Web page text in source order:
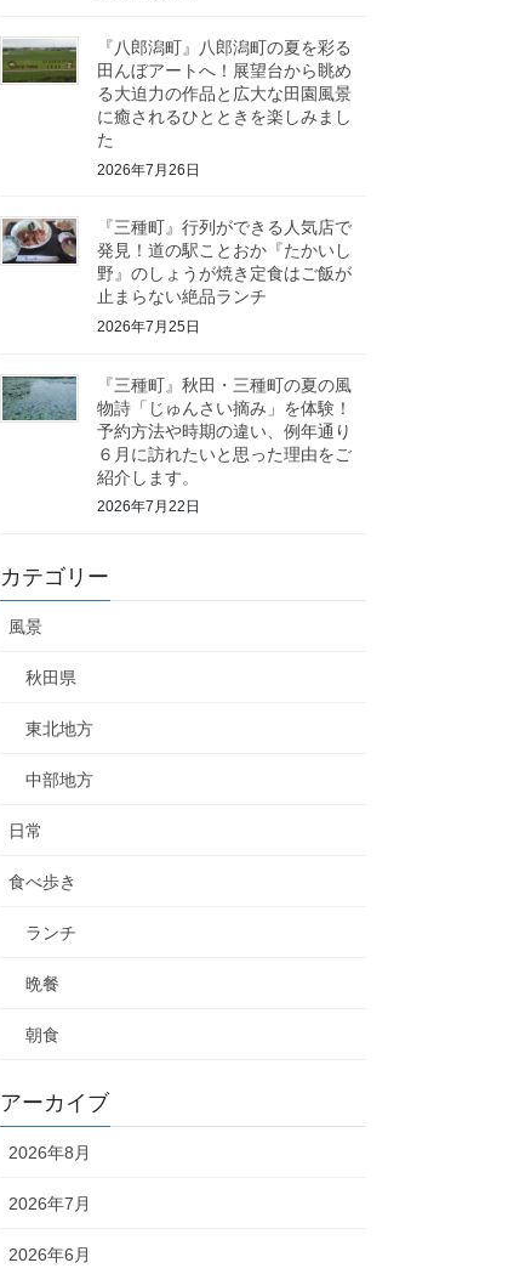
『八郎潟町』八郎潟町の夏を彩る
田んぼアートへ！展望台から眺め
る大迫力の作品と広大な田園風景
に癒されるひとときを楽しみまし
た
2026年7月26日
『三種町』行列ができる人気店で
発見！道の駅ことおか『たかいし
野』のしょうが焼き定食はご飯が
止まらない絶品ランチ
2026年7月25日
『三種町』秋田・三種町の夏の風
物詩「じゅんさい摘み」を体験！
予約方法や時期の違い、例年通り
６月に訪れたいと思った理由をご
紹介します。
2026年7月22日
カテゴリー
風景
秋田県
東北地方
中部地方
日常
食べ歩き
ランチ
晩餐
朝食
アーカイブ
2026年8月
2026年7月
2026年6月